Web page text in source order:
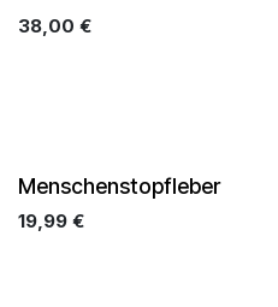
38,00 €
Menschenstopfleber
19,99 €